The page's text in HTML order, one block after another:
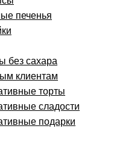
печенья
без сахара
клиентам
торты
сладости
подарки